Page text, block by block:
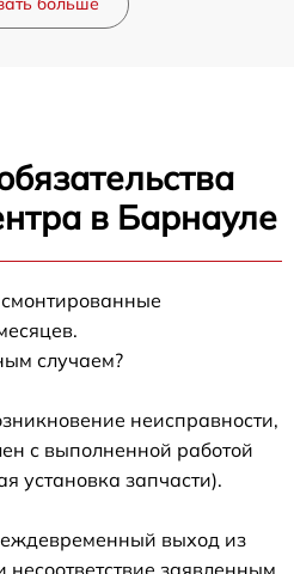
в Барнауле
случаем?
неисправности,
с выполненной работой
установка запчасти).
выход из
несоответствие заявленным